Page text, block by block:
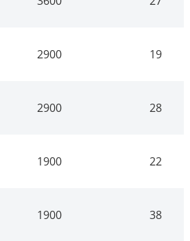
2900 19
2900 28
1900 22
1900 38